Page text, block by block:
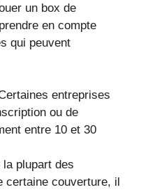
un box de
en compte
qui peuvent
entreprises
ou de
entre 10 et 30
la plupart des
certaine couverture, il